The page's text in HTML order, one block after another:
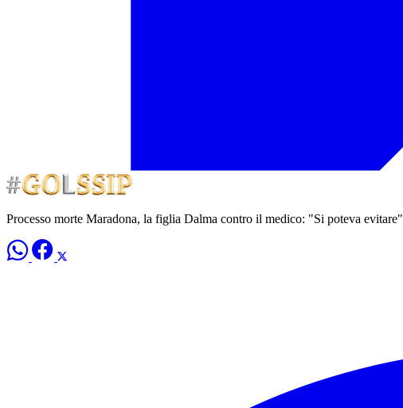
Processo morte Maradona, la figlia Dalma contro il medico: "Si poteva evitare"